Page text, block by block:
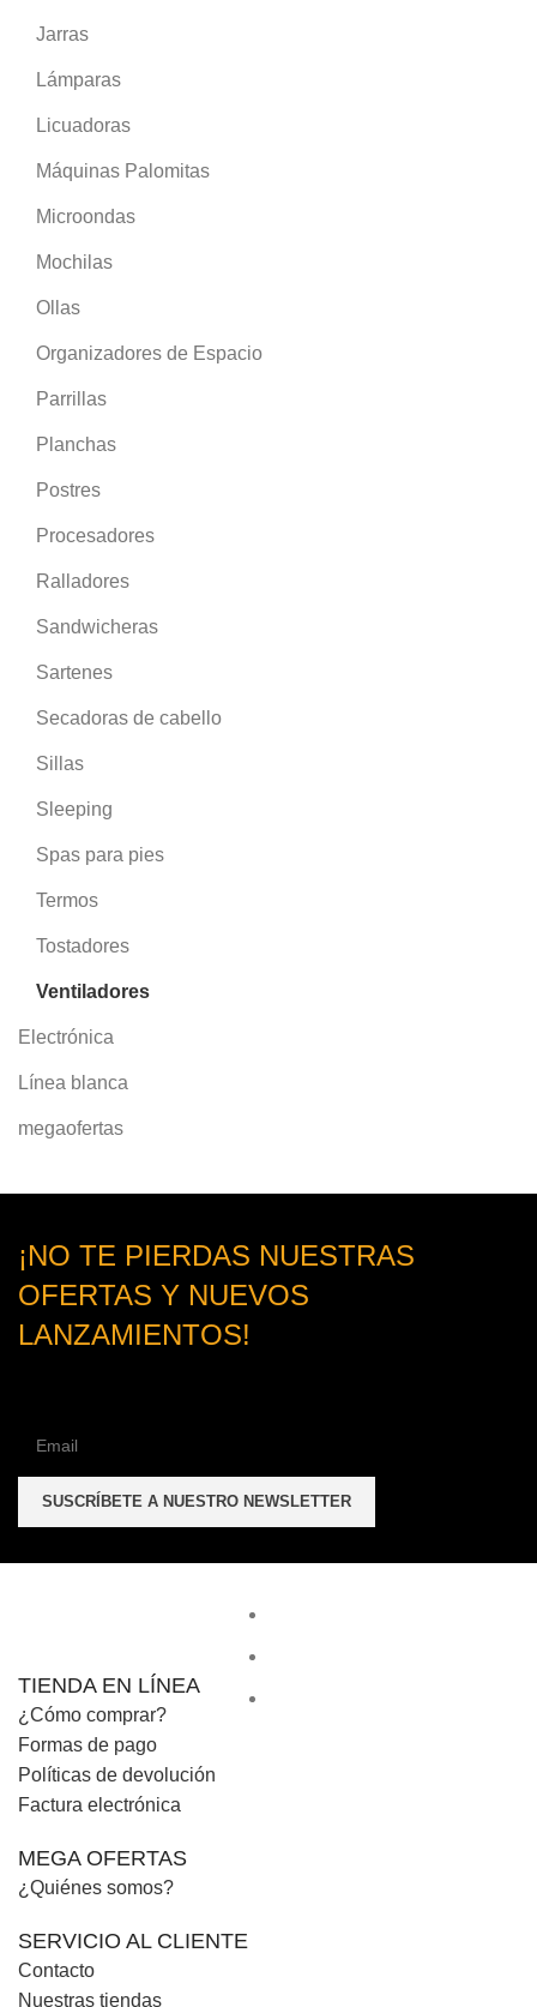
Jarras
Lámparas
Licuadoras
Máquinas Palomitas
Microondas
Mochilas
Ollas
Organizadores de Espacio
Parrillas
Planchas
Postres
Procesadores
Ralladores
Sandwicheras
Sartenes
Secadoras de cabello
Sillas
Sleeping
Spas para pies
Termos
Tostadores
Ventiladores
Electrónica
Línea blanca
megaofertas
¡NO TE PIERDAS NUESTRAS
OFERTAS Y NUEVOS
LANZAMIENTOS!
TIENDA EN LÍNEA
¿Cómo comprar?
Formas de pago
Políticas de devolución
Factura electrónica
MEGA OFERTAS
¿Quiénes somos?
SERVICIO AL CLIENTE
Contacto
Nuestras tiendas